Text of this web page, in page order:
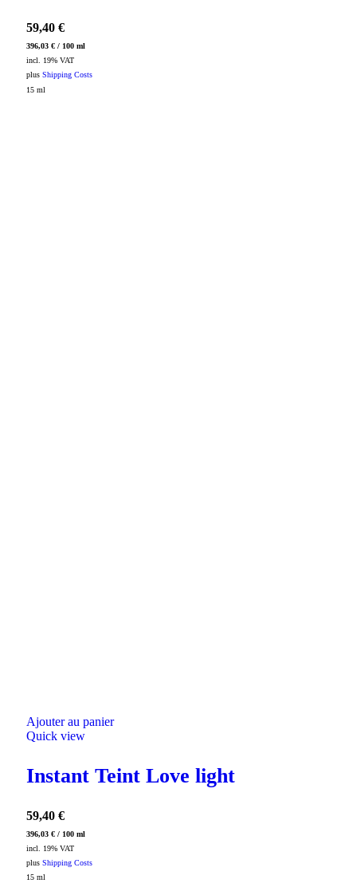
59,40 €
396,03 € / 100 ml
incl. 19% VAT
plus Shipping Costs
15 ml
Ajouter au panier
Quick view
Instant Teint Love light
59,40 €
396,03 € / 100 ml
incl. 19% VAT
plus Shipping Costs
15 ml